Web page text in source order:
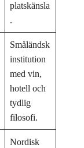
platskänsla
.
Småländsk
institution
med vin,
hotell och
tydlig
filosofi.
Nordisk